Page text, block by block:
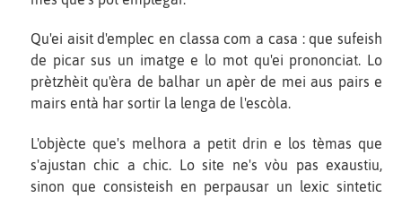
Qu'ei aisit d'emplec en classa com a casa : que sufeish
de picar sus un imatge e lo mot qu'ei prononciat. Lo
prètzhèit qu'èra de balhar un apèr de mei aus pairs e
mairs entà har sortir la lenga de l'escòla.
L'objècte que's melhora a petit drin e los tèmas que
s'ajustan chic a chic. Lo site ne's vòu pas exaustiu,
sinon que consisteish en perpausar un lexic sintetic